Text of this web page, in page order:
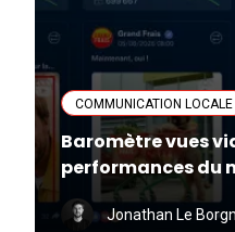
COMMUNICATION LOCALE
Baromètre vues
performances du
Jonathan Le